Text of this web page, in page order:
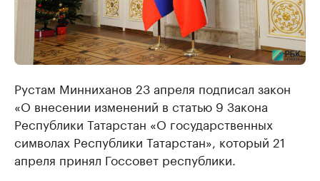
Рустам Минниханов 23 апреля подписал закон
«О внесении изменений в статью 9 Закона
Республики Татарстан «О государственных
символах Республики Татарстан», который 21
апреля принял Госсовет республики.